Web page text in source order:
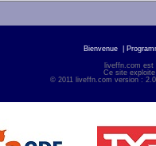
Bienvenue
liveffn.com est
Ce site
© 2011 liveffn.com version :